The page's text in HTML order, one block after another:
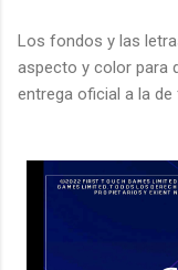
Los fondos y las
aspecto y color para
entrega oficial a la